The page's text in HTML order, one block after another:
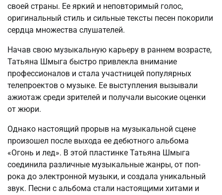
своей страны. Ее яркий и неповторимый голос,
оригинальный стиль и сильные тексты песен покорили
сердца множества слушателей.
Начав свою музыкальную карьеру в раннем возрасте,
Татьяна Шмыга быстро привлекла внимание
профессионалов и стала участницей популярных
телепроектов о музыке. Ее выступления вызывали
ажиотаж среди зрителей и получали высокие оценки
от жюри.
Однако настоящий прорыв на музыкальной сцене
произошел после выхода ее дебютного альбома
«Огонь и лед». В этой пластинке Татьяна Шмыга
соединила различные музыкальные жанры, от поп-
рока до электронной музыки, и создала уникальный
звук. Песни с альбома стали настоящими хитами и